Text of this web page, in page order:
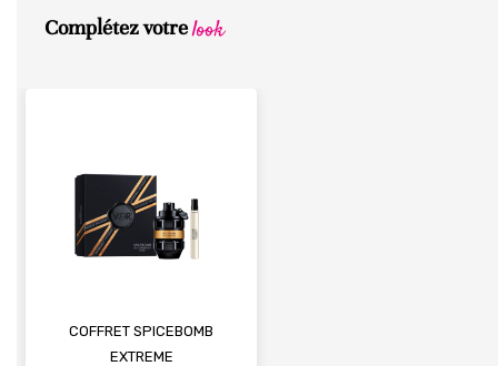
Complétez votrelook
COFFRET SPICEBOMB
EXTREME